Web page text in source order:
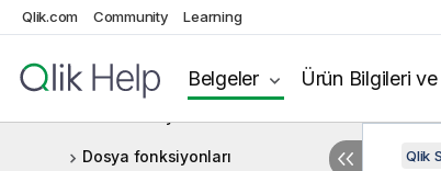
Qlik.com Community Learning
Belgeler Ürün Bilgileri ve
Tarih ve saat fonksiyonları
Üstel ve logaritmik fonksiyonlar
Dosya fonksiyonları Qlik